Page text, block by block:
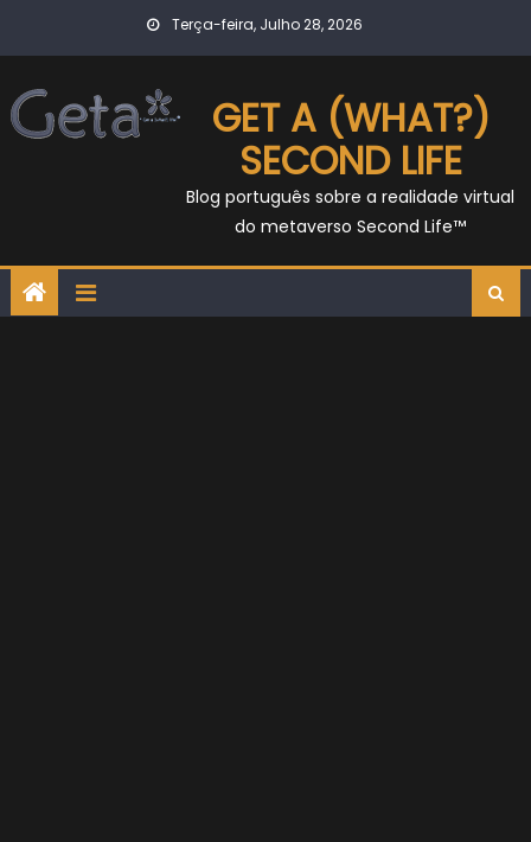
Terça-feira, Julho 28, 2026
GET A (WHAT?)
SECOND LIFE
Blog português sobre a realidade virtual
do metaverso Second Life™